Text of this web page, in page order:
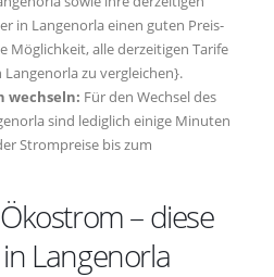
in Langenorla einen guten Preis-
Möglichkeit, alle derzeitigen Tarife
zu vergleichen}.
wechseln: Für den Wechsel des
sind lediglich einige Minuten
Strompreise bis zum
– diese
Langenorla